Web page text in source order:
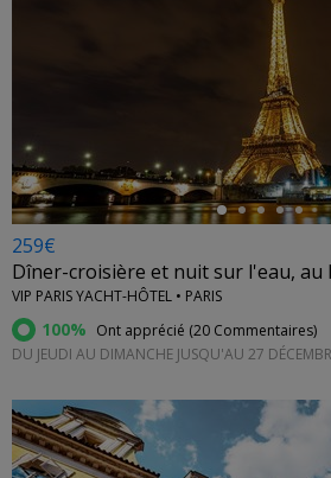
259€
Dîner-croisière et nuit sur l'eau, au
VIP PARIS YACHT-HÔTEL • PARIS
100% Ont apprécié (20 Commentaires)
DU JEUDI AU DIMANCHE JUSQU'AU 27